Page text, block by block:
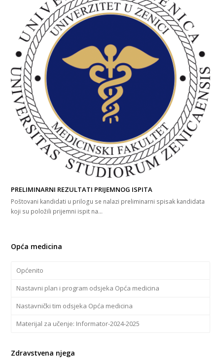
PRELIMINARNI REZULTATI PRIJEMNOG ISPITA
Poštovani kandidati u prilogu se nalazi preliminarni spisak kandidata
koji su položili prijemni ispit na…
Opća medicina
Općenito
Nastavni plan i program odsjeka Opća medicina
Nastavnički tim odsjeka Opća medicina
Materijal za učenje: Informator-2024-2025
Zdravstvena njega